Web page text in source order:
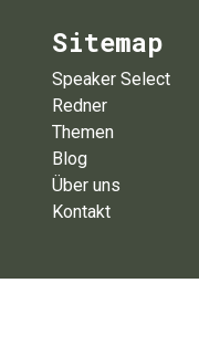
Sitemap
Speaker Select
Redner
Themen
Blog
Über uns
Kontakt